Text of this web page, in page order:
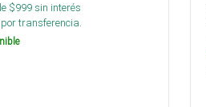
$999sin interés
por transferencia.